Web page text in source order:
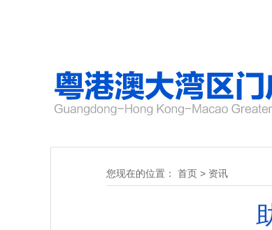
您现在的位置： 首页 > 资讯